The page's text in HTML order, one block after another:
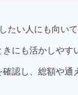
たい人にも向いて
にも活かしやす
認し、総額や通